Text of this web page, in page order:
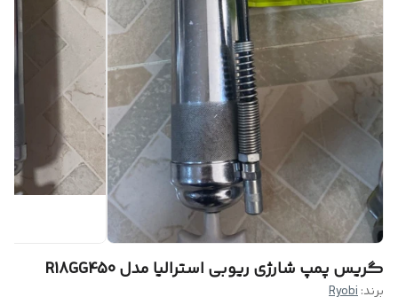
گریس پمپ شارژی ریوبی استرالیا مدل R18GG450
برند:Ryobi